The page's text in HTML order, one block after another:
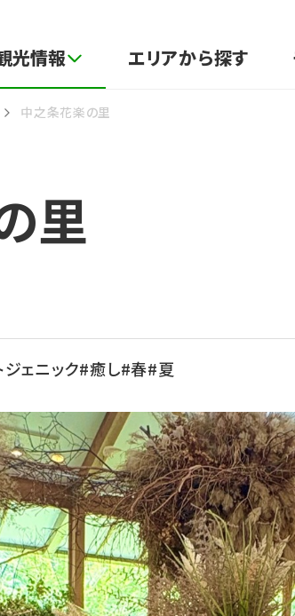
光情報 エリアから探す
中之条花楽の里
里
ジェニック 癒し 春 夏